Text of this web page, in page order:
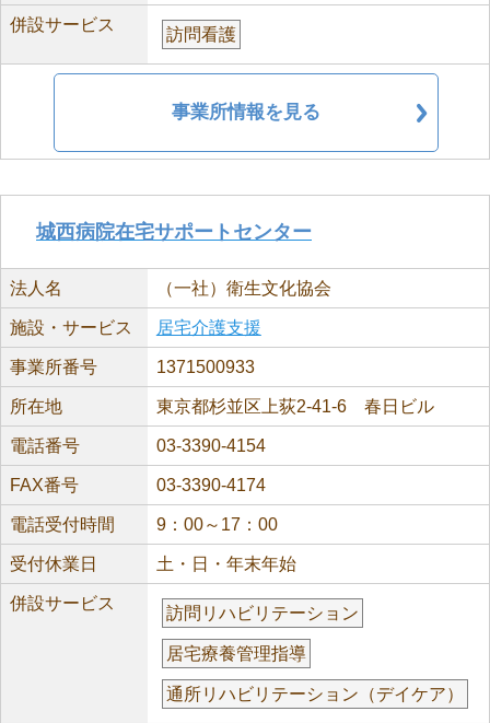
併設サービス
訪問看護
事業所情報を見る
城西病院在宅サポートセンター
法人名 （一社）衛生文化協会
施設・サービス 居宅介護支援
事業所番号 1371500933
所在地 東京都杉並区上荻2-41-6 春日ビル
電話番号 03-3390-4154
FAX番号 03-3390-4174
電話受付時間 9：00～17：00
受付休業日 土・日・年末年始
併設サービス
訪問リハビリテーション
居宅療養管理指導
通所リハビリテーション（デイケア）